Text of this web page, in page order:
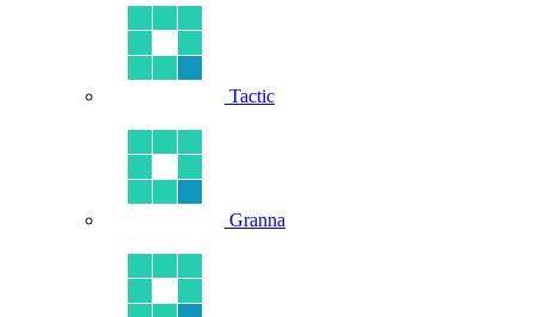
Tactic
Granna